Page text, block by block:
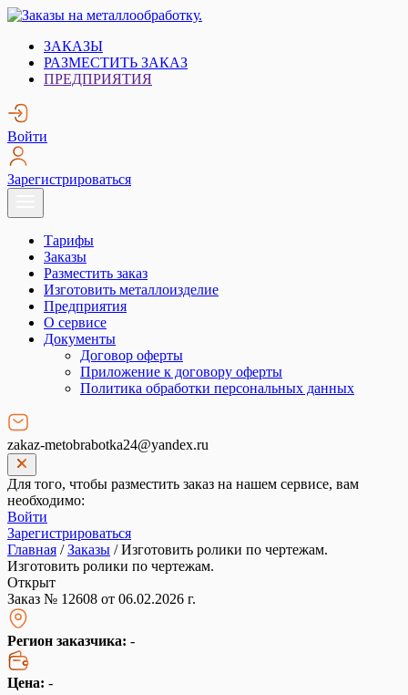
Skip
content
Заказы на металлообработку.
Металлообработка. Открытые заказы на металлообработку.
ЗАКАЗЫ
РАЗМЕСТИТЬ ЗАКАЗ
ПРЕДПРИЯТИЯ
Войти
Зарегистрироваться
Тарифы
Заказы
Разместить заказ
Изготовить металлоизделие
Предприятия
О сервисе
Документы
Договор оферты
Приложение к договору оферты
Политика обработки персональных данных
zakaz-metobrabotka24@yandex.ru
Для того, чтобы разместить заказ на нашем сервисе, вам
необходимо:
Войти
Зарегистрироваться
Главная /Заказы /Изготовить ролики по чертежам.
Изготовить ролики по чертежам.
Открыт
Заказ № 12608 от 06.02.2026 г.
Регион заказчика: -
Цена: -